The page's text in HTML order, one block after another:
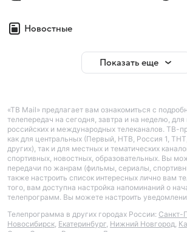
Новостные
Показать еще
«ТВ Mail» предлагает вам ознакомиться с
телепередач на сегодня, завтра и на неделю,
российских и международных телеканалов. ТВ-
как для центральных (Первый, НТВ, Россия 1,
других), так и для местных и тематических
спортивных, новостных, образовательных. Вы
передачи по жанрам (фильмы, сериалы,
также настроить список интересных лично вам
того, вам доступна настройка напоминаний о
телепрограмм. Вы можете настроить
Телепрограмма в других городах России: Санкт-
Новосибирск, Екатеринбург, Нижний Новгород,